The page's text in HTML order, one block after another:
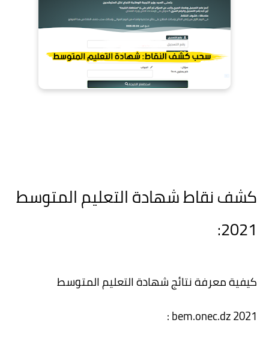
كشف نقاط شهادة التعليم المتوسط
2021:
كيفية معرفة نتائج شهادة التعليم المتوسط
bem.onec.dz 2021 :